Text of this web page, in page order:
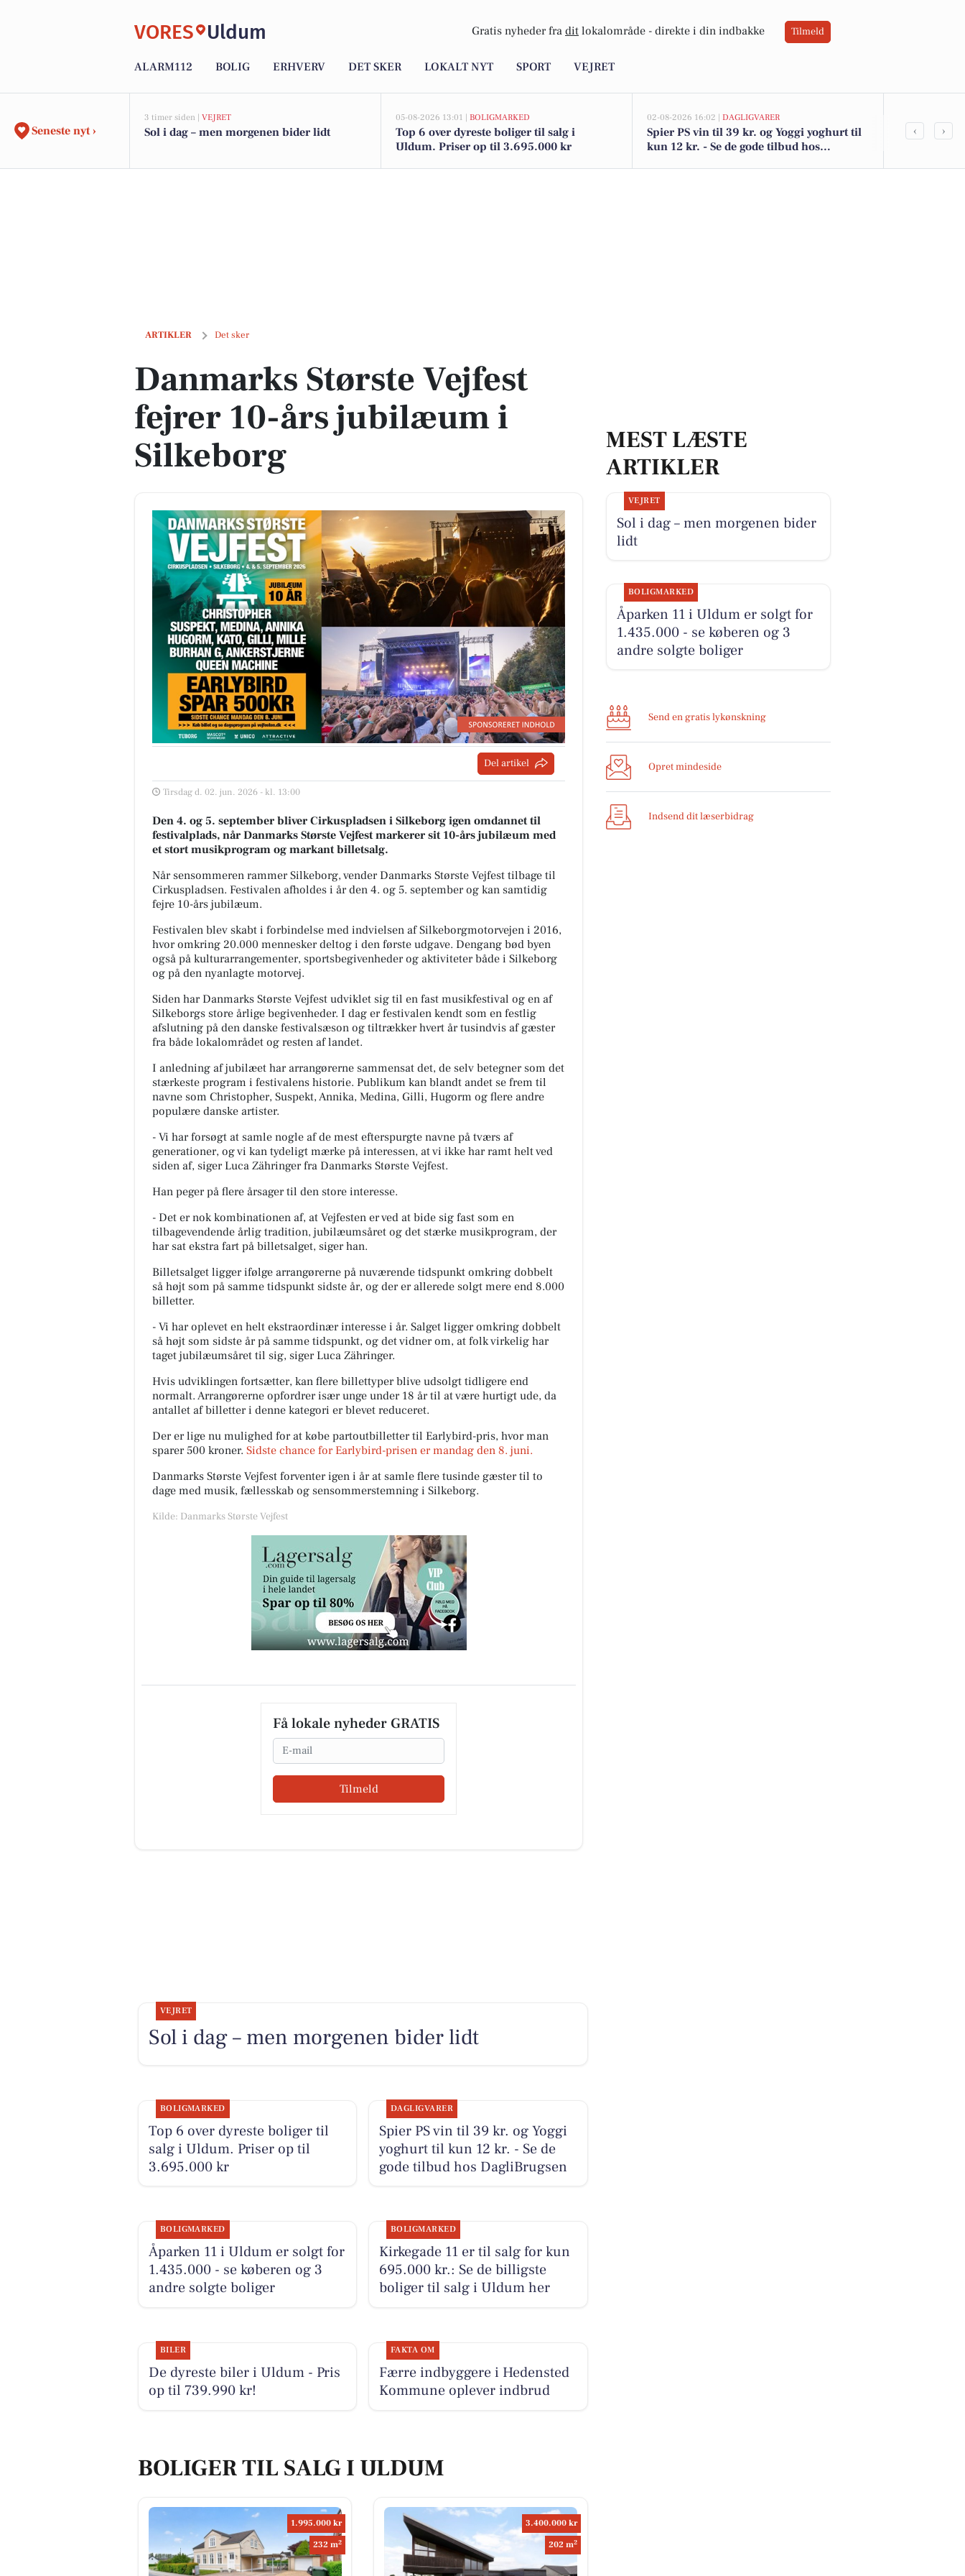
VORES Uldum Gratis nyheder fra dit lokalområde - direkte i din indbakke Tilmeld
ALARM112 BOLIG ERHVERV DET SKER LOKALT NYT SPORT VEJRET
Seneste nyt ›
3 timer siden | VEJRET
Sol i dag – men morgenen bider lidt
05-08-2026 13:01 | BOLIGMARKED
Top 6 over dyreste boliger til salg i
Uldum. Priser op til 3.695.000 kr
02-08-2026 16:02 | DAGLIGVARER
Spier PS vin til 39 kr. og Yoggi yoghurt til
kun 12 kr. - Se de gode tilbud hos
Åparken
‹ ›
ARTIKLER Det sker
Danmarks Største Vejfest fejrer 10-års jubilæum i Silkeborg
Danmarks Største Vejfest
fejrer 10-års jubilæum i
Silkeborg
Del artikel
Tirsdag d. 02. jun. 2026 - kl. 13:00
Den 4. og 5. september bliver Cirkuspladsen i Silkeborg igen omdannet til
festivalplads, når Danmarks Største Vejfest markerer sit 10-års jubilæum med
et stort musikprogram og markant billetsalg.
Når sensommeren rammer Silkeborg, vender Danmarks Største Vejfest tilbage til
Cirkuspladsen. Festivalen afholdes i år den 4. og 5. september og kan samtidig
fejre 10-års jubilæum.
Festivalen blev skabt i forbindelse med indvielsen af Silkeborgmotorvejen i 2016,
hvor omkring 20.000 mennesker deltog i den første udgave. Dengang bød byen
også på kulturarrangementer, sportsbegivenheder og aktiviteter både i Silkeborg
og på den nyanlagte motorvej.
Siden har Danmarks Største Vejfest udviklet sig til en fast musikfestival og en af
Silkeborgs store årlige begivenheder. I dag er festivalen kendt som en festlig
afslutning på den danske festivalsæson og tiltrækker hvert år tusindvis af gæster
fra både lokalområdet og resten af landet.
I anledning af jubilæet har arrangørerne sammensat det, de selv betegner som det
stærkeste program i festivalens historie. Publikum kan blandt andet se frem til
navne som Christopher, Suspekt, Annika, Medina, Gilli, Hugorm og flere andre
populære danske artister.
- Vi har forsøgt at samle nogle af de mest efterspurgte navne på tværs af
generationer, og vi kan tydeligt mærke på interessen, at vi ikke har ramt helt ved
siden af, siger Luca Zähringer fra Danmarks Største Vejfest.
Han peger på flere årsager til den store interesse.
- Det er nok kombinationen af, at Vejfesten er ved at bide sig fast som en
tilbagevendende årlig tradition, jubilæumsåret og det stærke musikprogram, der
har sat ekstra fart på billetsalget, siger han.
Billetsalget ligger ifølge arrangørerne på nuværende tidspunkt omkring dobbelt
så højt som på samme tidspunkt sidste år, og der er allerede solgt mere end 8.000
billetter.
- Vi har oplevet en helt ekstraordinær interesse i år. Salget ligger omkring dobbelt
så højt som sidste år på samme tidspunkt, og det vidner om, at folk virkelig har
taget jubilæumsåret til sig, siger Luca Zähringer.
Hvis udviklingen fortsætter, kan flere billettyper blive udsolgt tidligere end
normalt. Arrangørerne opfordrer især unge under 18 år til at være hurtigt ude, da
antallet af billetter i denne kategori er blevet reduceret.
Der er lige nu mulighed for at købe partoutbilletter til Earlybird-pris, hvor man
sparer 500 kroner. Sidste chance for Earlybird-prisen er mandag den 8. juni.
Danmarks Største Vejfest forventer igen i år at samle flere tusinde gæster til to
dage med musik, fællesskab og sensommerstemning i Silkeborg.
Kilde: Danmarks Største Vejfest
Få lokale nyheder GRATIS
Email
Tilmeld
MEST LÆSTE
ARTIKLER
VEJRET
Sol i dag – men morgenen bider
lidt
BOLIGMARKED
Åparken 11 i Uldum er solgt for
1.435.000 - se køberen og 3
andre solgte boliger
Send en gratis lykønskning
Opret mindeside
Indsend dit læserbidrag
VEJRET
Sol i dag – men morgenen bider lidt
BOLIGMARKED
Top 6 over dyreste boliger til
salg i Uldum. Priser op til
3.695.000 kr
DAGLIGVARER
Spier PS vin til 39 kr. og Yoggi
yoghurt til kun 12 kr. - Se de
gode tilbud hos DagliBrugsen
BOLIGMARKED
Åparken 11 i Uldum er solgt for
1.435.000 - se køberen og 3
andre solgte boliger
BOLIGMARKED
Kirkegade 11 er til salg for kun
695.000 kr.: Se de billigste
boliger til salg i Uldum her
BILER
De dyreste biler i Uldum - Pris
op til 739.990 kr!
FAKTA OM
Færre indbyggere i Hedensted
Kommune oplever indbrud
BOLIGER TIL SALG I ULDUM
1.995.000 kr
232 m2
3.400.000 kr
202 m2